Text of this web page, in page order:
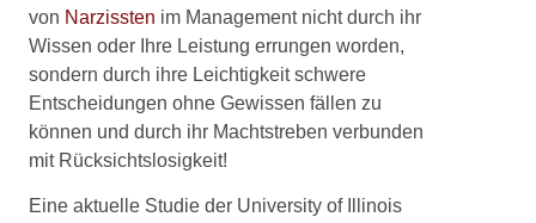
von Narzissten im Management nicht durch ihr
Wissen oder Ihre Leistung errungen worden,
sondern durch ihre Leichtigkeit schwere
Entscheidungen ohne Gewissen fällen zu
können und durch ihr Machtstreben verbunden
mit Rücksichtslosigkeit!
Eine aktuelle Studie der University of Illinois